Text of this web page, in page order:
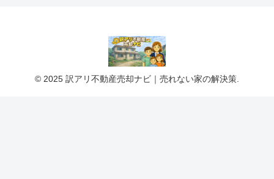
© 2025 訳アリ不動産売却ナビ｜売れない家の解決策.